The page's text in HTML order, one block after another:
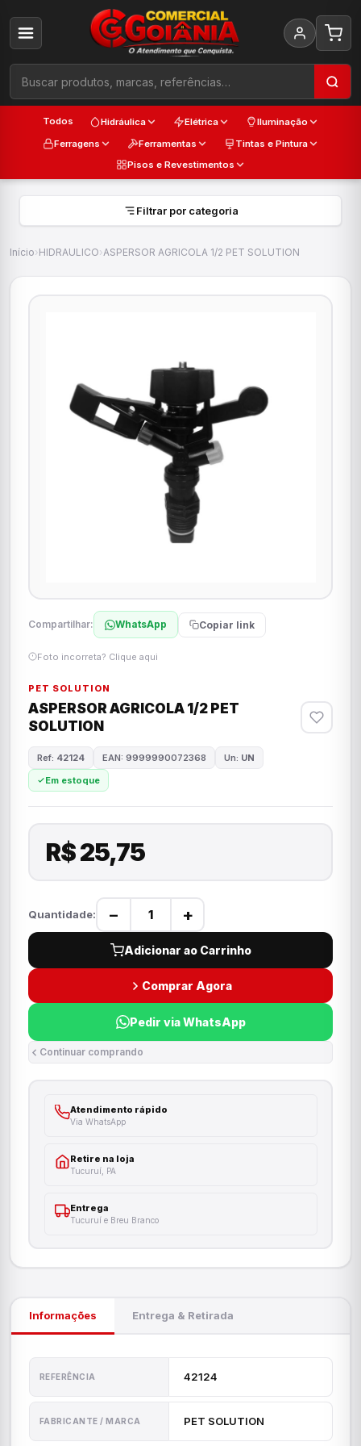
Todos Hidráulica Elétrica
Iluminação
Ferragens
Ferramentas
Tintas e Pintura
Pisos e Revestimentos
Filtrar por categoria
Início›HIDRAULICO›ASPERSOR AGRICOLA 1/2 PET SOLUTION
Compartilhar: WhatsApp Copiar link
Foto incorreta? Clique aqui
PET SOLUTION
ASPERSOR AGRICOLA 1/2 PET
SOLUTION
Ref: 42124 EAN: 9999990072368 Un: UN
Em estoque
R$ 25,75
Quantidade: − +
Adicionar ao Carrinho
Comprar Agora
Pedir via WhatsApp
Continuar comprando
Atendimento rápido
Via WhatsApp
Retire na loja
Tucuruí, PA
Entrega
Tucuruí e Breu Branco
Informações Entrega & Retirada
REFERÊNCIA 42124
FABRICANTE / MARCA PET SOLUTION